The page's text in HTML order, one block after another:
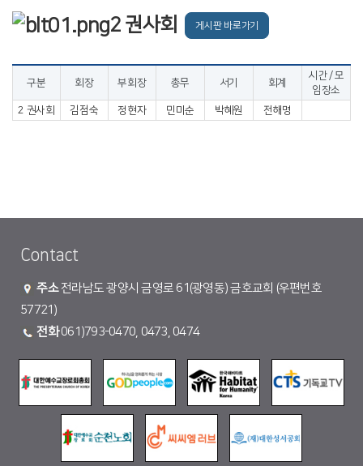
2 권사회 게시판 바로가기
구분 회장 부회장 총무 서기 회계
시간 / 모
임장소
2 권사회
김점숙 정현자 민미순 박혜원 전해명
Contact
주소전라남도 광양시 금영로 61(광영동) 금호교회 (우편번호
57721)
전화061)793-0470, 0473, 0474